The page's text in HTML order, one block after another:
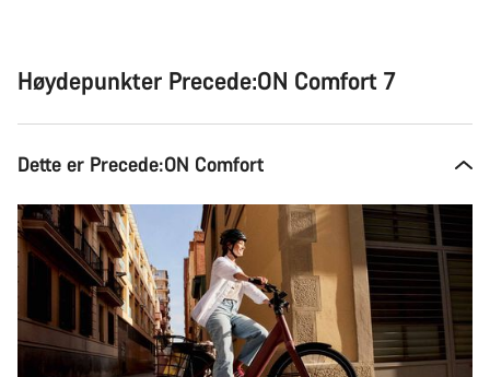
kjøpe
Høydepunkter Precede:ON Comfort 7
Dette er Precede:ON Comfort